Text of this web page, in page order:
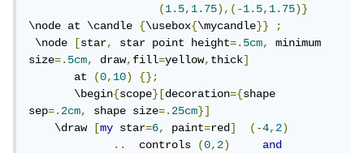
(1.5,1.75),(-1.5,1.75)}
\node at \candle {\usebox{\mycandle}}
;
\node [star, star point height=.5cm,
minimum
size=.5cm, draw,fill=yellow,thick]
       at
(0,10)
{};
       \begin
{scope}[decoration={shape
sep=.2cm, shape size=.25cm}]
    \draw
[my star=6, paint=red] (-4,2)
..
  controls
(0,2)
and